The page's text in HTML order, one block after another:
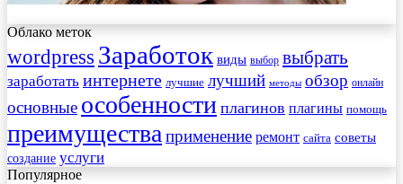
Облако меток
wordpress Заработок виды выбор выбрать
заработать интернете лучшие лучший методы обзор онлайн
основные особенности плагинов плагины помощь
преимущества применение ремонт сайта советы
создание услуги
Популярное